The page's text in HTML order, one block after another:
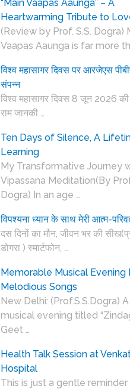
“Main Vaapas Aaunga” – A
Heartwarming Tribute to
(Review by Prof. S.S. Dogra)
Vaapas Aaunga is far more
विश्व महासागर दिवस पर आरजेएस
संपन्न
विश्व महासागर दिवस 8 जून 2026 की
राम जानकी …
Ten Days of Silence, A
Learning
My Transformative Journey
Vipassana Meditation(By
Dogra) In an age …
विपश्यना ध्यान के साथ मेरी आत्म-
दस दिनों का मौन, जीवन भर की
डोगरा ) स्मार्टफोन, …
Memorable Musical Evening
Melodious Songs
New Delhi: (Prof.S.S.Dogra)
musical evening titled
Geet …
Health Talk Session at
Hospital
This is just a gentle